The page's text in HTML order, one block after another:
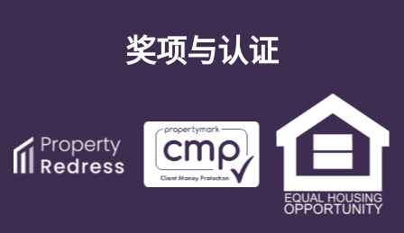
奖项与认证